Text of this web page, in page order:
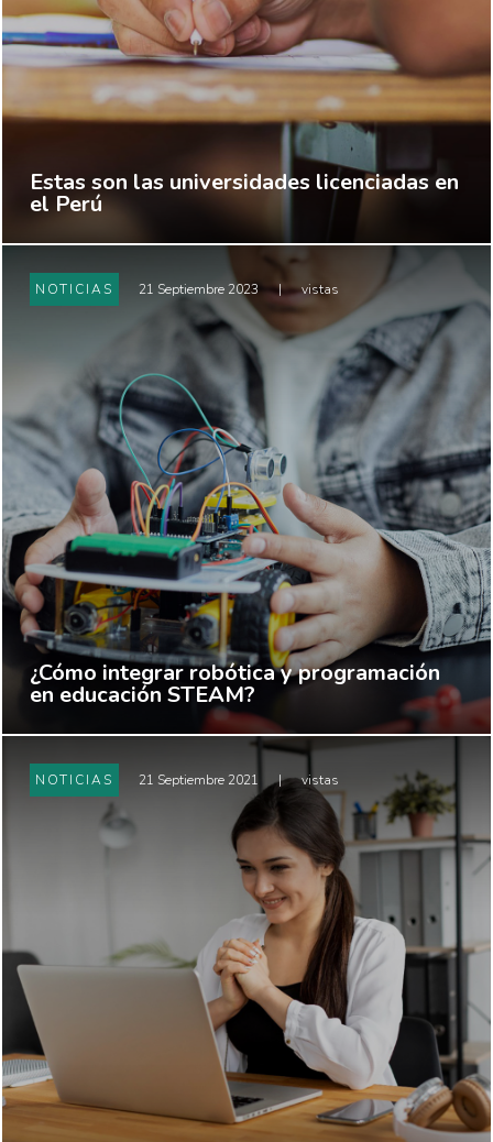
Estas son las universidades licenciadas en
el Perú
NOTICIAS 21 Septiembre 2023 | vistas
¿Cómo integrar robótica y programación
en educación STEAM?
NOTICIAS 21 Septiembre 2021 | vistas